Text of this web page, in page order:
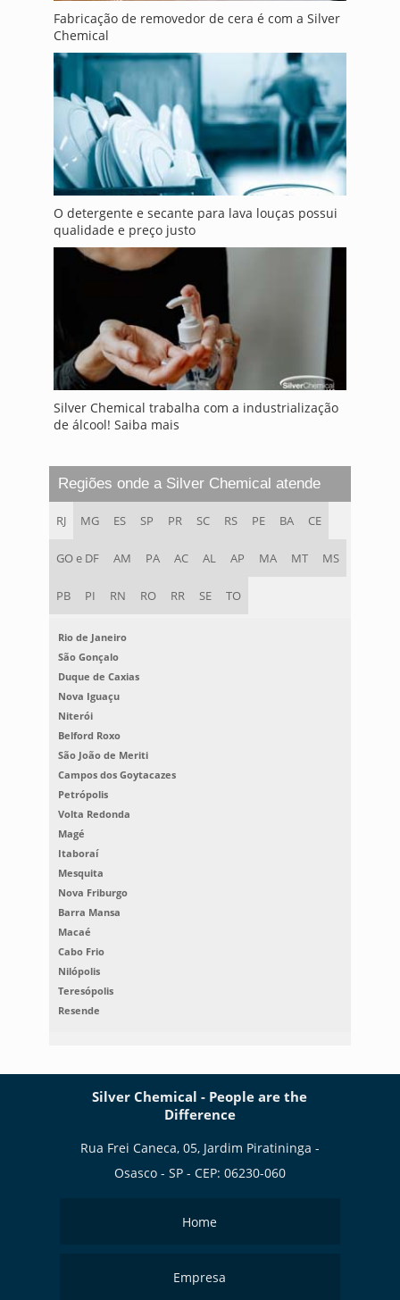
Fabricação de removedor de cera é com a Silver
Chemical
O detergente e secante para lava louças possui
qualidade e preço justo
Silver Chemical trabalha com a industrialização
de álcool! Saiba mais
Regiões onde a Silver Chemical atende
RJ MG ES SP PR SC RS PE BA CE
GO e DF AM PA AC AL AP MA MT MS
PB PI RN RO RR SE TO
Rio de Janeiro
São Gonçalo
Duque de Caxias
Nova Iguaçu
Niterói
Belford Roxo
São João de Meriti
Campos dos Goytacazes
Petrópolis
Volta Redonda
Magé
Itaboraí
Mesquita
Nova Friburgo
Barra Mansa
Macaé
Cabo Frio
Nilópolis
Teresópolis
Resende
Silver Chemical - People are the
Difference
Rua Frei Caneca, 05, Jardim Piratininga -
Osasco - SP - CEP: 06230-060
Home
Empresa